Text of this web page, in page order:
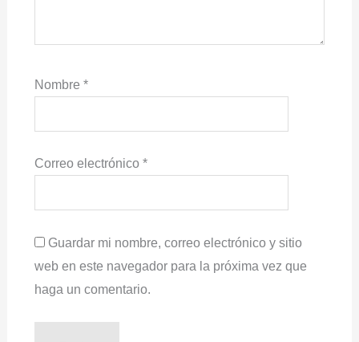
Nombre *
Correo electrónico *
Guardar mi nombre, correo electrónico y sitio
web en este navegador para la próxima vez que
haga un comentario.